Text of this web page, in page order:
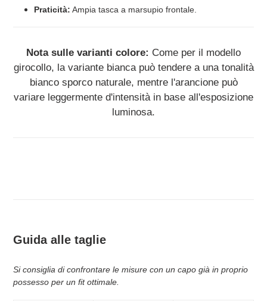
Praticità: Ampia tasca a marsupio frontale.
Nota sulle varianti colore: Come per il modello
girocollo, la variante bianca può tendere a una tonalità
bianco sporco naturale, mentre l'arancione può
variare leggermente d'intensità in base all'esposizione
luminosa.
Guida alle taglie
Si consiglia di confrontare le misure con un capo già in proprio
possesso per un fit ottimale.